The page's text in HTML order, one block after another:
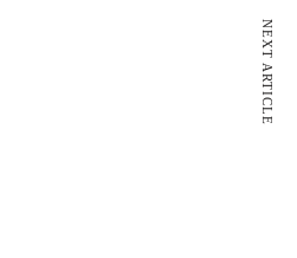
NEXT ARTICLE